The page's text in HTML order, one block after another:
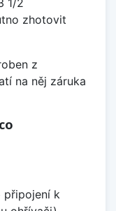
zhotovit
z
na něj záruka
k